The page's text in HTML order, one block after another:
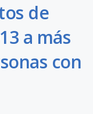
de
a más
con